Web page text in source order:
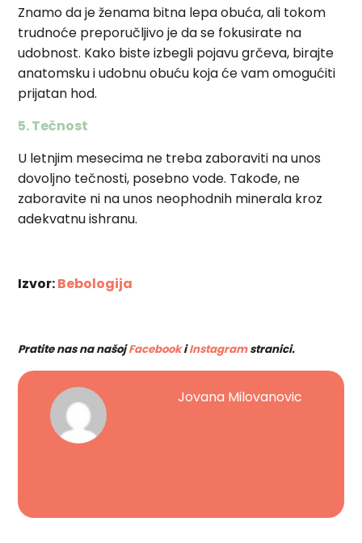
Znamo da je ženama bitna lepa obuća, ali tokom
trudnoće preporučljivo je da se fokusirate na
udobnost. Kako biste izbegli pojavu grčeva, birajte
anatomsku i udobnu obuću koja će vam omogućiti
prijatan hod.
5. Tečnost
U letnjim mesecima ne treba zaboraviti na unos
dovoljno tečnosti, posebno vode. Takođe, ne
zaboravite ni na unos neophodnih minerala kroz
adekvatnu ishranu.
Izvor:Bebologija
Pratite nas na našojFacebookiInstagramstranici.
Jovana Milovanovic